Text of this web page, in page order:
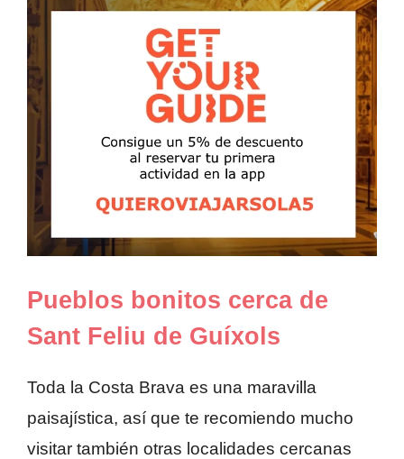
Pueblos bonitos cerca de
Sant Feliu de Guíxols
Toda la Costa Brava es una maravilla
paisajística, así que te recomiendo mucho
visitar también otras localidades cercanas